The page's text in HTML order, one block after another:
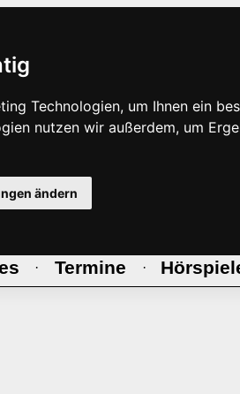
Technologien, um Ihnen ein
nutzen wir außerdem, um
ändern
· Termine ·